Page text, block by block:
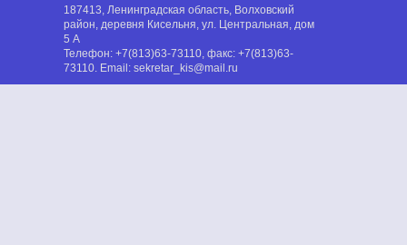
187413, Ленинградская область, Волховский
район, деревня Кисельня, ул. Центральная, дом
5 А
Телефон: +7(813)63-73110, факс: +7(813)63-
73110. Email: sekretar_kis@mail.ru